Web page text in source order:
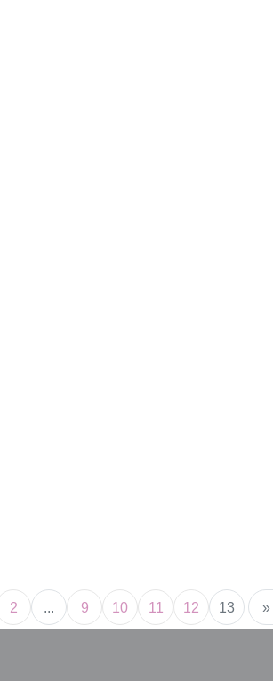
2 ... 9 10 11 12 13 »